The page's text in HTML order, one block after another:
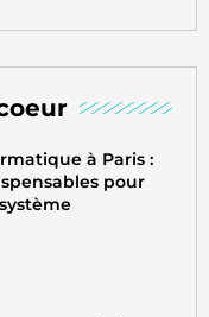
à Paris :
pour